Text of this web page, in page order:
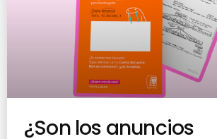
¿Son los anuncios